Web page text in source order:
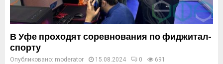
В Уфе проходят соревнования по фиджитал-
спорту
Опубликовано: moderator 15.08.2024 0 691